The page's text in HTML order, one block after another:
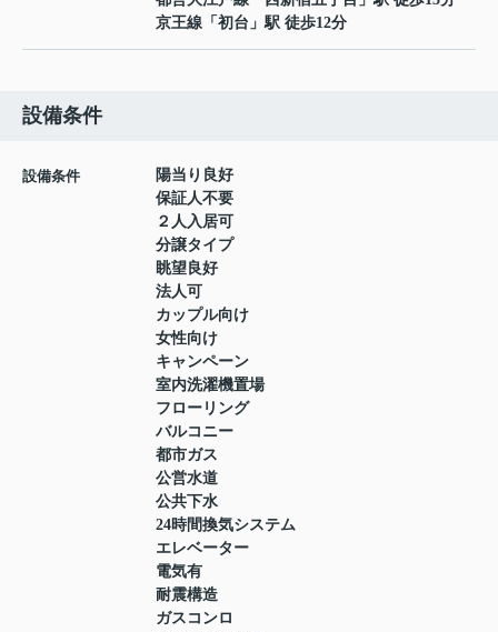
京王線 「 初台 」駅 徒歩12分
設備条件
設備条件
陽当り良好
保証人不要
２人入居可
分譲タイプ
眺望良好
法人可
カップル向け
女性向け
キャンペーン
室内洗濯機置場
フローリング
バルコニー
都市ガス
公営水道
公共下水
24時間換気システム
エレベーター
電気有
耐震構造
ガスコンロ